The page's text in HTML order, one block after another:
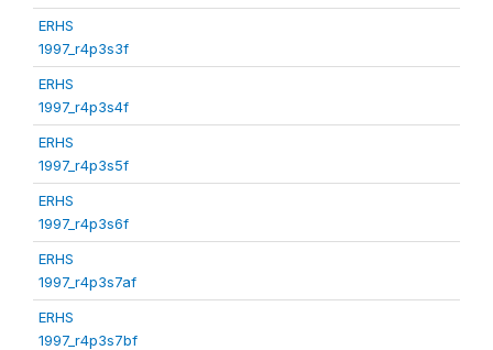
ERHS
1997_r4p3s3f
ERHS
1997_r4p3s4f
ERHS
1997_r4p3s5f
ERHS
1997_r4p3s6f
ERHS
1997_r4p3s7af
ERHS
1997_r4p3s7bf